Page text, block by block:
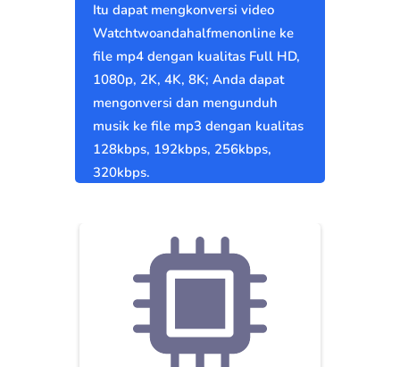
Itu dapat mengkonversi video
Watchtwoandahalfmenonline ke
file mp4 dengan kualitas Full HD,
1080p, 2K, 4K, 8K; Anda dapat
mengonversi dan mengunduh
musik ke file mp3 dengan kualitas
128kbps, 192kbps, 256kbps,
320kbps.